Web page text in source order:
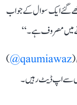
گئے ایک سوال کے جواب
میں مصروف ہے۔‘‘
(
qaumiawaz@
)
سے اپ ڈیٹ رہیں۔